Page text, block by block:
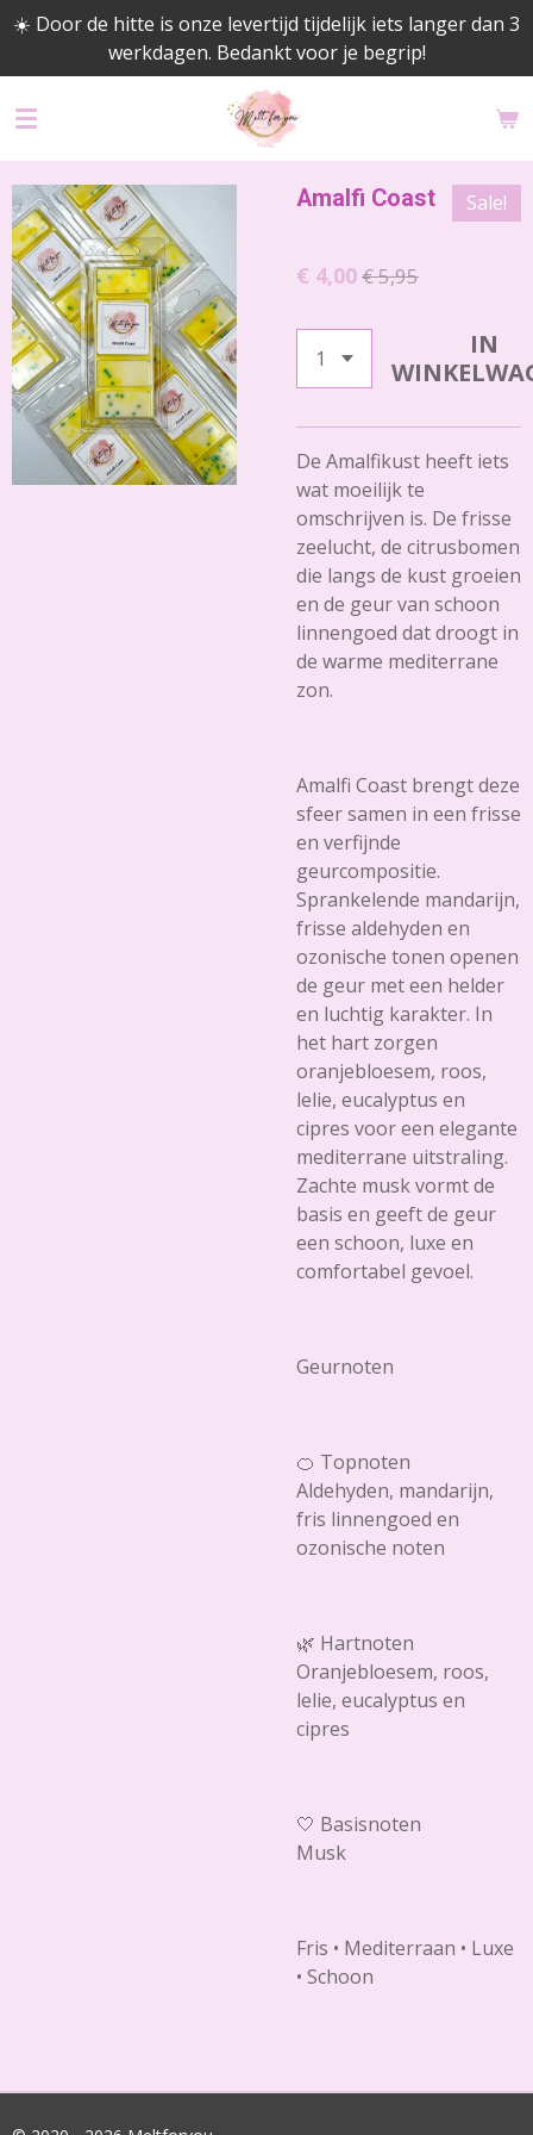
Ga
naar
de
☀️ Door de hitte is onze levertijd tijdelijk iets langer dan 3
werkdagen. Bedankt voor je begrip!
Amalfi Coast Sale!
€ 4,00€ 5,95
IN
De Amalfikust heeft iets
wat moeilijk te
omschrijven is. De frisse
zeelucht, de citrusbomen
die langs de kust groeien
en de geur van schoon
linnengoed dat droogt in
de warme mediterrane
zon.
Amalfi Coast brengt deze
sfeer samen in een frisse
en verfijnde
geurcompositie.
Sprankelende mandarijn,
frisse aldehyden en
ozonische tonen openen
de geur met een helder
en luchtig karakter. In
het hart zorgen
oranjebloesem, roos,
lelie, eucalyptus en
cipres voor een elegante
mediterrane uitstraling.
Zachte musk vormt de
basis en geeft de geur
een schoon, luxe en
comfortabel gevoel.
Geurnoten
🍊 Topnoten
Aldehyden, mandarijn,
fris linnengoed en
ozonische noten
🌿 Hartnoten
Oranjebloesem, roos,
lelie, eucalyptus en
cipres
🤍 Basisnoten
Musk
Fris • Mediterraan • Luxe
• Schoon